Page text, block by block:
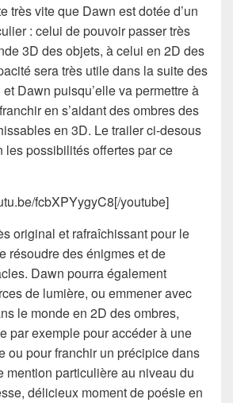
très vite que Dawn est dotée d’un
: celui de pouvoir passer très
3D des objets, à celui en 2D des
sera très utile dans la suite des
Dawn puisqu’elle va permettre à
en s’aidant des ombres des
en 3D. Le trailer ci-desous
les possibilités offertes par ce
fcbXPYygyC8[/youtube]
original et rafraîchissant pour le
résoudre des énigmes et de
Dawn pourra également
de lumière, ou emmener avec
le monde en 2D des ombres,
par exemple pour accéder à une
ou pour franchir un précipice dans
mention particulière au niveau du
délicieux moment de poésie en